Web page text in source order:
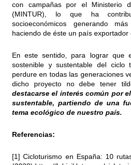
con campañas por el Ministerio
(MINTUR), lo que ha
socioeconómicos generando
haciendo de éste un país
En este sentido, para lograr que
sostenible y sustentable del ciclo
perdure en todas las generaciones
dicho proyecto no debe tener
destacarse el interés común por
sustentable, partiendo de una
tema ecológico de nuestro país.
Referencias:
[1] Cicloturismo en España: 10